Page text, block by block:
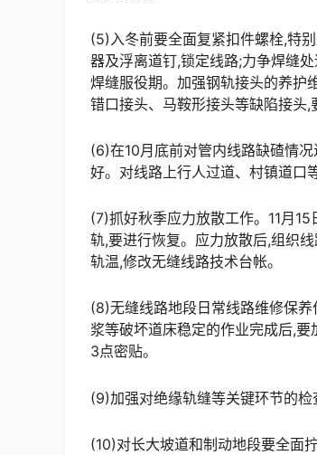
(5)入冬前要全面复紧扣件螺栓,特
器及浮离道钉,锁定线路;力争焊缝
焊缝服役期。加强钢轨接头的养护
错口接头、马鞍形接头等缺陷接头,
(6)在10月底前对管内线路缺碴情
好。对线路上行人过道、村镇道口
(7)抓好秋季应力放散工作。11月
轨,要进行恢复。应力放散后,组织
轨温,修改无缝线路技术台帐。󠅅󠅃󠄵󠅂󠄪󠇖󠆨󠆨󠇕󠆞󠆒󠅬󠇘󠆭󠆘󠇙󠆝󠅵󠇗󠆭󠆁󠄐󠇗󠅹󠅸󠇖󠆍󠅳󠇖󠅹󠅰󠇖󠆌󠅹
(8)无缝线路地段日常线路维修保
浆等破坏道床稳定的作业完成后,要
3点密贴。󠅅󠅃󠄵󠅂󠄪󠇖󠆨󠆨󠇕󠆞󠆒󠅬󠇘󠆭󠆘󠇙󠆝󠅵󠇗󠆭󠆁󠄐󠇗󠅹󠅸󠇖󠆍󠅳󠇖󠅹󠅰󠇖󠆌󠅹
(9)加强对绝缘轨缝等关键环节的检
(10)对长大坡道和制动地段要全面